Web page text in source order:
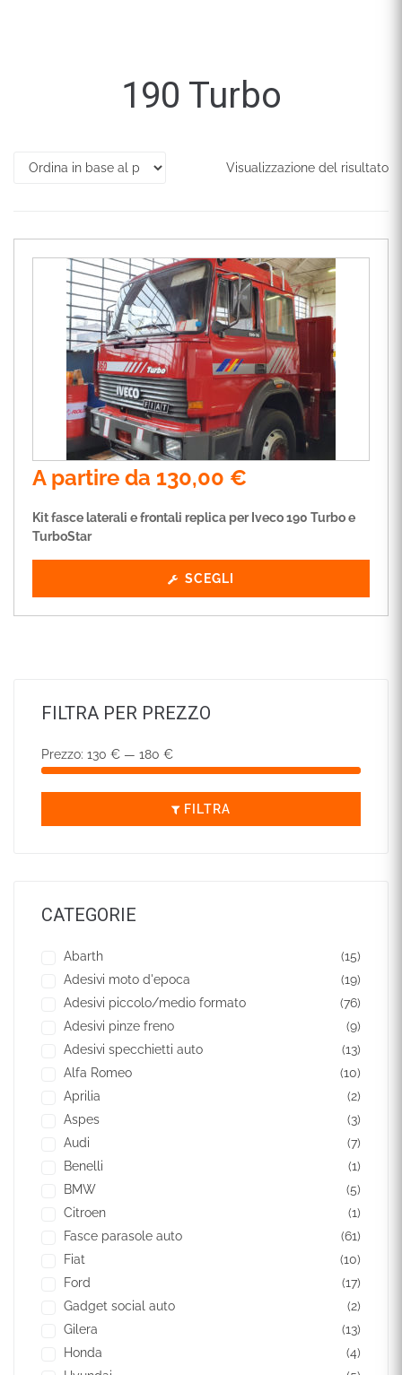
190 Turbo
Visualizzazione del risultato
A partire da 130,00 €
Kit fasce laterali e frontali replica per Iveco 190 Turbo e
TurboStar
SCEGLI
FILTRA PER PREZZO
FILTRA
Prezzo: 130 € — 180 €
CATEGORIE
Abarth
(15)
Adesivi moto d'epoca
(19)
Adesivi piccolo/medio formato
(76)
Adesivi pinze freno
(9)
Adesivi specchietti auto
(13)
Alfa Romeo
(10)
Aprilia
(2)
Aspes
(3)
Audi
(7)
Benelli
(1)
BMW
(5)
Citroen
(1)
Fasce parasole auto
(61)
Fiat
(10)
Ford
(17)
Gadget social auto
(2)
Gilera
(13)
Honda
(4)